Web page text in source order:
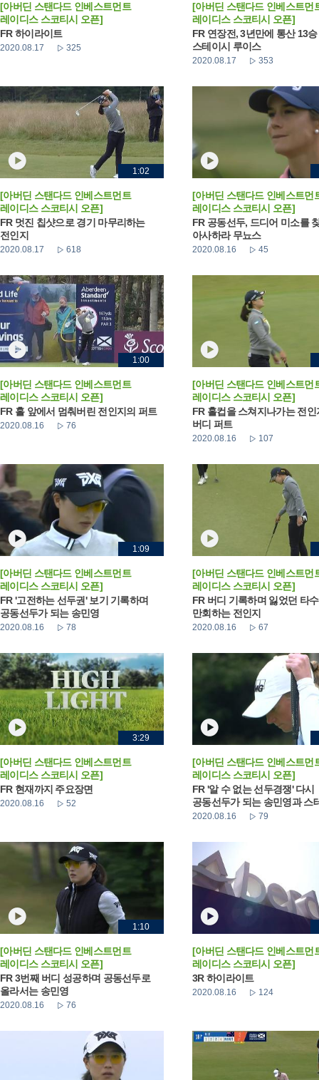
[아버딘 스탠다드 인베스트먼트
레이디스 스코티시 오픈]
FR 하이라이트
2020.08.17 325
[아버딘 스탠다드 인베스트먼
레이디스 스코티시 오픈]
FR 연장전, 3년만에 통산 13
스테이시 루이스
2020.08.17 353
1:02
[아버딘 스탠다드 인베스트먼트
레이디스 스코티시 오픈]
FR 멋진 칩샷으로 경기 마무리하는
전인지
2020.08.17 618
[아버딘 스탠다드 인베스트먼
레이디스 스코티시 오픈]
FR 공동선두, 드디어 미소를
아사하라 무뇨스
2020.08.16 45
1:00
[아버딘 스탠다드 인베스트먼트
레이디스 스코티시 오픈]
FR 홀 앞에서 멈춰버린 전인지의 퍼트
2020.08.16 76
[아버딘 스탠다드 인베스트먼
레이디스 스코티시 오픈]
FR 홀컵을 스쳐지나가는 전인
버디 퍼트
2020.08.16 107
1:09
[아버딘 스탠다드 인베스트먼트
레이디스 스코티시 오픈]
FR '고전하는 선두권' 보기 기록하며
공동선두가 되는 송민영
2020.08.16 78
[아버딘 스탠다드 인베스트먼
레이디스 스코티시 오픈]
FR 버디 기록하며 잃었던 타수
만회하는 전인지
2020.08.16 67
3:29
[아버딘 스탠다드 인베스트먼트
레이디스 스코티시 오픈]
FR 현재까지 주요장면
2020.08.16 52
[아버딘 스탠다드 인베스트먼
레이디스 스코티시 오픈]
FR '알 수 없는 선두경쟁' 다시
공동선두가 되는 송민영과 스
2020.08.16 79
1:10
[아버딘 스탠다드 인베스트먼트
레이디스 스코티시 오픈]
FR 3번째 버디 성공하며 공동선두로
올라서는 송민영
2020.08.16 76
[아버딘 스탠다드 인베스트먼
레이디스 스코티시 오픈]
3R 하이라이트
2020.08.16 124